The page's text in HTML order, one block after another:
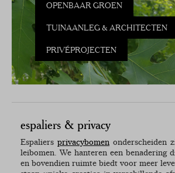
OPENBAAR GROEN
TUINAANLEG & ARCHITECTEN
PRIVÉPROJECTEN
espaliers & privacy
Espaliers privacybomen onderscheiden
leibomen. We hanteren een benadering
en bovendien ruimte biedt voor meer